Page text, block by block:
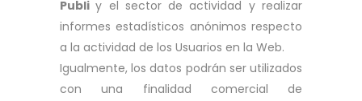
Publiy el sector de actividad y realizar
informes estadísticos anónimos respecto
a la actividad de los Usuarios en la Web.
Igualmente, los datos podrán ser utilizados
con una finalidad comercial de